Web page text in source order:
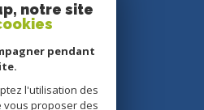
NOUS
notre site
pendant
l'utilisation des
vous proposer des